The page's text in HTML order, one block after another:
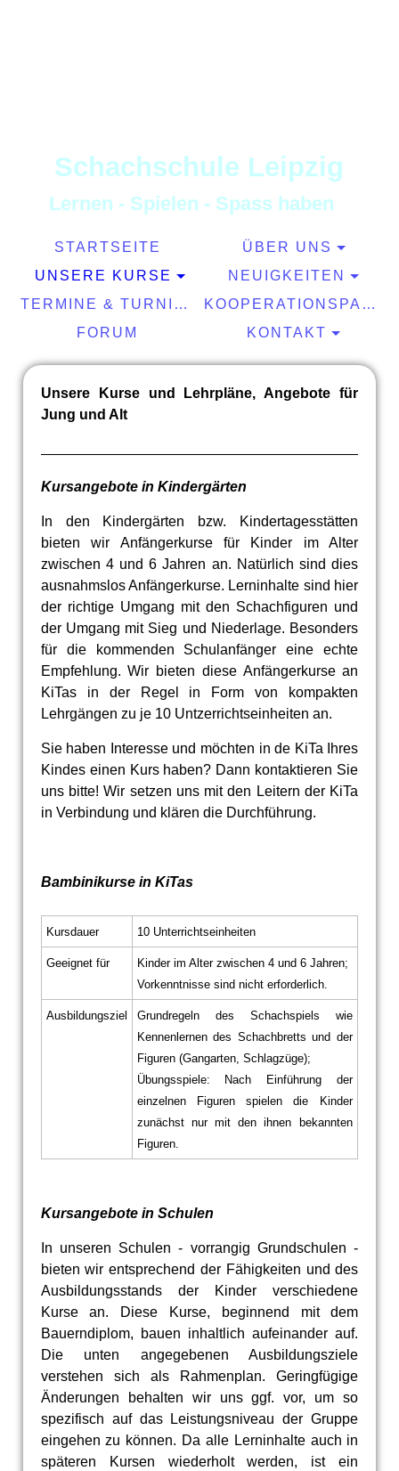
Schachschule Leipzig
Lernen - Spielen - Spass haben
STARTSEITE
ÜBER UNS
UNSERE KURSE
NEUIGKEITEN
TERMINE & TURNIERE
KOOPERATIONSPARTNER
FORUM
KONTAKT
Unsere Kurse und Lehrpläne, Angebote für
Jung und Alt
Kursangebote in Kindergärten
In den Kindergärten bzw. Kindertagesstätten
bieten wir Anfängerkurse für Kinder im Alter
zwischen 4 und 6 Jahren an. Natürlich sind dies
ausnahmslos Anfängerkurse. Lerninhalte sind hier
der richtige Umgang mit den Schachfiguren und
der Umgang mit Sieg und Niederlage. Besonders
für die kommenden Schulanfänger eine echte
Empfehlung. Wir bieten diese Anfängerkurse an
KiTas in der Regel in Form von kompakten
Lehrgängen zu je 10 Untzerrichtseinheiten an.
Sie haben Interesse und möchten in de KiTa Ihres
Kindes einen Kurs haben? Dann kontaktieren Sie
uns bitte! Wir setzen uns mit den Leitern der KiTa
in Verbindung und klären die Durchführung.
Bambinikurse in KiTas
Kursdauer 10 Unterrichtseinheiten
Geeignet für
Kinder im Alter zwischen 4 und 6 Jahren;
Vorkenntnisse sind nicht erforderlich.
Ausbildungsziel
Grundregeln des Schachspiels wie
Kennenlernen des Schachbretts und der
Figuren (Gangarten, Schlagzüge);
Übungsspiele: Nach Einführung der
einzelnen Figuren spielen die Kinder
zunächst nur mit den ihnen bekannten
Figuren.
Kursangebote in Schulen
In unseren Schulen - vorrangig Grundschulen -
bieten wir entsprechend der Fähigkeiten und des
Ausbildungsstands der Kinder verschiedene
Kurse an. Diese Kurse, beginnend mit dem
Bauerndiplom, bauen inhaltlich aufeinander auf.
Die unten angegebenen Ausbildungsziele
verstehen sich als Rahmenplan. Geringfügige
Änderungen behalten wir uns ggf. vor, um so
spezifisch auf das Leistungsniveau der Gruppe
eingehen zu können. Da alle Lerninhalte auch in
späteren Kursen wiederholt werden, ist ein